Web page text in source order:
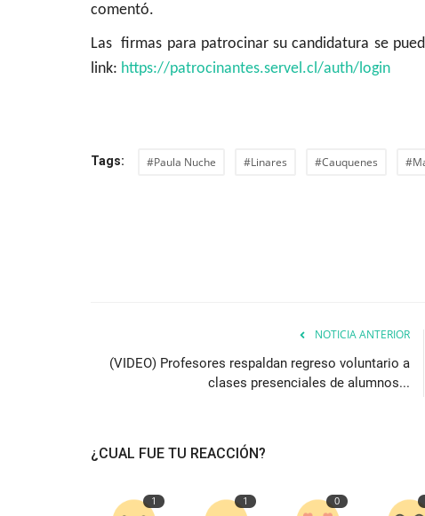
comentó.
Las firmas para patrocinar su candidatura se
link: https://patrocinantes.servel.cl/auth/login
Tags: #Paula Nuche #Linares #Cauquenes
NOTICIA ANTERIOR
(VIDEO) Profesores respaldan regreso voluntario a
clases presenciales de alumnos...
¿CUAL FUE TU REACCIÓN?
1 1 0